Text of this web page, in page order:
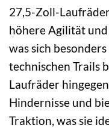
27,5-Zoll-
höhere Agilität
was sich
technischen Trails
Laufräder
Hindernisse und
Traktion, was sie